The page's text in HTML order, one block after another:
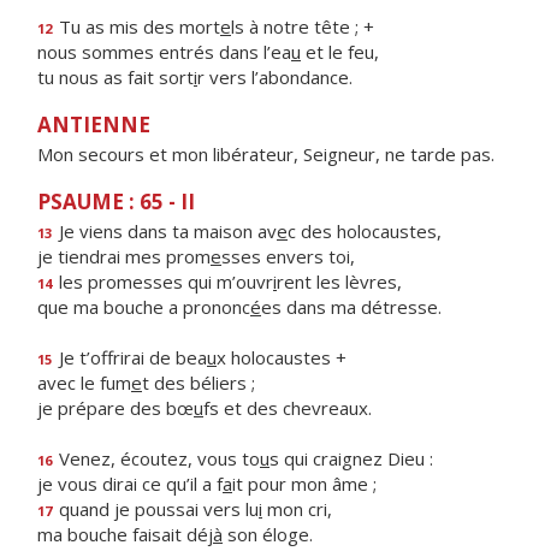
12 Tu as mis des mortels à notre tête ; +
nous sommes entrés dans l’eau et le feu,
tu nous as fait sortir vers l’abondance.
ANTIENNE
Mon secours et mon libérateur, Seigneur, ne tarde pas.
PSAUME : 65 - II
13 Je viens dans ta maison avec des holocaustes,
je tiendrai mes promesses envers toi,
14 les promesses qui m’ouvrirent les lèvres,
que ma bouche a prononcées dans ma détresse.
15 Je t’offrirai de beaux holocaustes +
avec le fumet des béliers ;
je prépare des bœufs et des chevreaux.
16 Venez, écoutez, vous tous qui craignez Dieu :
je vous dirai ce qu’il a fait pour mon âme ;
17 quand je poussai vers lui mon cri,
ma bouche faisait déjà son éloge.